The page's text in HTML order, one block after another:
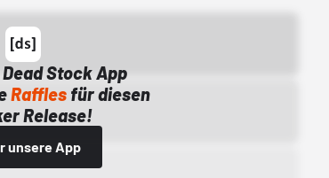
Stock App
Raffles für diesen
Release!
unsere App